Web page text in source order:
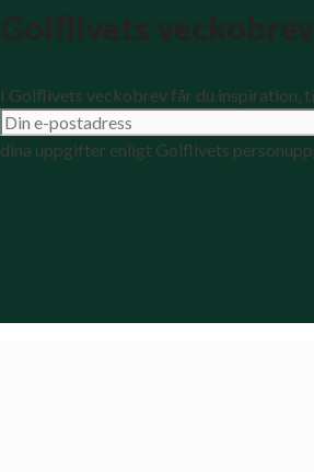
I Golflivets veckobrev får du inspiration,
dina uppgifter enligt Golflivets